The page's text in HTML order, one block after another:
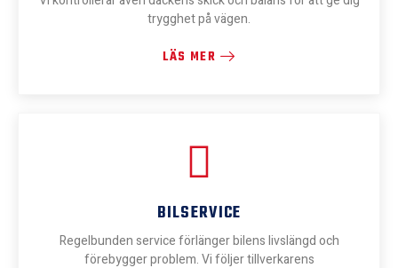
trygghet på vägen.
LÄS MER
BILSERVICE
Regelbunden service förlänger bilens livslängd och
förebygger problem. Vi följer tillverkarens